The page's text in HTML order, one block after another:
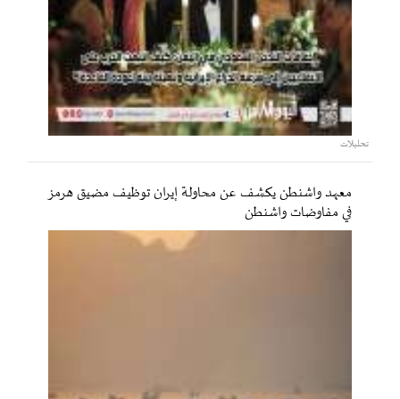
تحليلات
معهد واشنطن يكشف عن محاولة إيران توظيف مضيق هرمز
في مفاوضات واشنطن